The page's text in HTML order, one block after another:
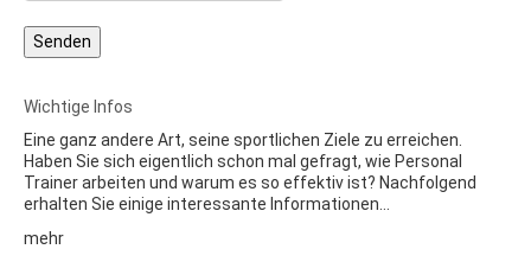
Wichtige Infos
Eine ganz andere Art, seine sportlichen Ziele zu erreichen.
Haben Sie sich eigentlich schon mal gefragt, wie Personal
Trainer arbeiten und warum es so effektiv ist? Nachfolgend
erhalten Sie einige interessante Informationen…
mehr